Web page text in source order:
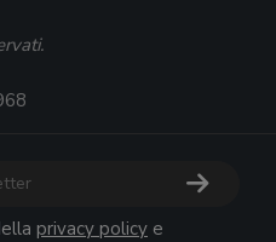
privacy policy e